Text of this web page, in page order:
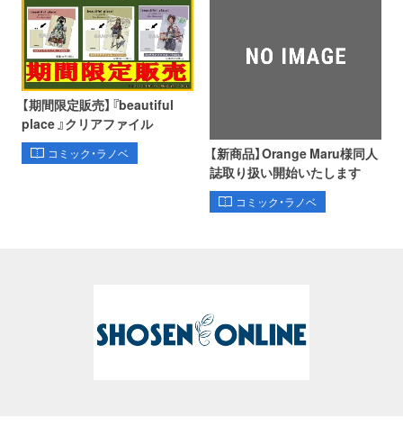
【期間限定販売】『beautiful
place 』クリアファイル
コミック・ラノベ
【新商品】Orange Maru様同人
誌取り扱い開始いたします
コミック・ラノベ